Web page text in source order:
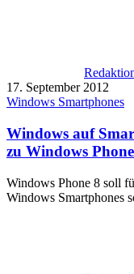
17. September 2012
Windows Smartphones
Windows auf
zu Windows
Windows Phone 8 soll
Windows Smartphones